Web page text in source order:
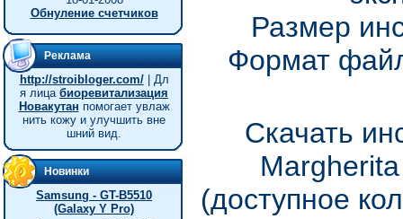
Обнуление счетчиков
Реклама
http://stroibloger.com/| Дл
я лица биоревитализация
Новакутан помогает увлаж
нить кожу и улучшить вне
шний вид.
Новинки
Samsung - GT-B5510
(Galaxy Y Pro)
Размер
Формат
Скачать
(доступное